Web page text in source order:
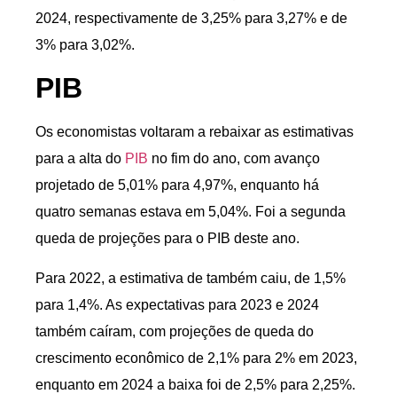
2024, respectivamente de 3,25% para 3,27% e de
3% para 3,02%.
PIB
Os economistas voltaram a rebaixar as estimativas
para a alta do PIB no fim do ano, com avanço
projetado de 5,01% para 4,97%, enquanto há
quatro semanas estava em 5,04%. Foi a segunda
queda de projeções para o PIB deste ano.
Para 2022, a estimativa de também caiu, de 1,5%
para 1,4%. As expectativas para 2023 e 2024
também caíram, com projeções de queda do
crescimento econômico de 2,1% para 2% em 2023,
enquanto em 2024 a baixa foi de 2,5% para 2,25%.